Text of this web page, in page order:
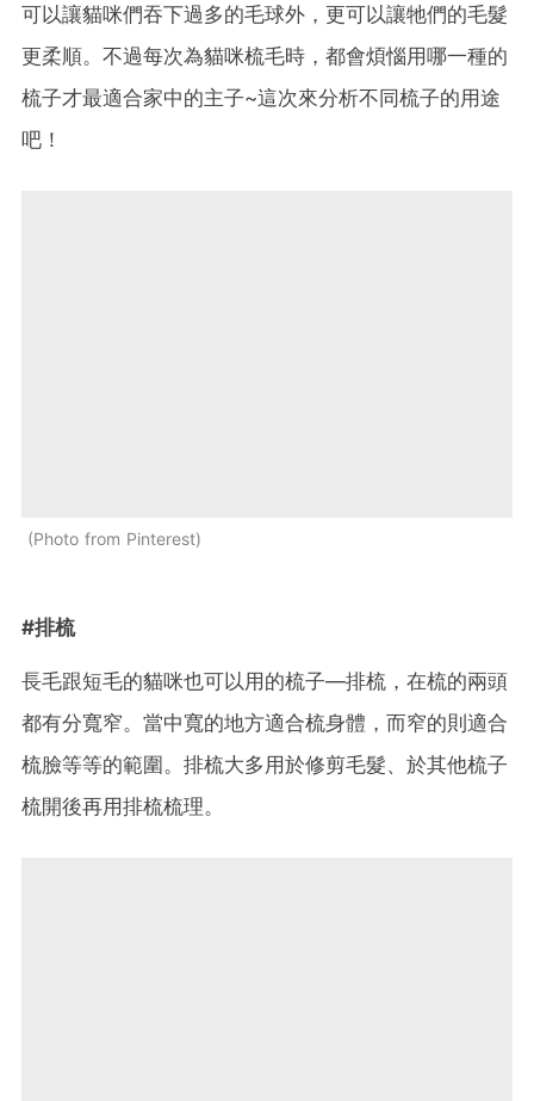
可以讓貓咪們吞下過多的毛球外，更可以讓牠們的毛髮
更柔順。不過每次為貓咪梳毛時，都會煩惱用哪一種的
梳子才最適合家中的主子~這次來分析不同梳子的用途
吧！
Photo from Pinterest
#排梳
長毛跟短毛的貓咪也可以用的梳子—排梳，在梳的兩頭
都有分寬窄。當中寬的地方適合梳身體，而窄的則適合
梳臉等等的範圍。排梳大多用於修剪毛髮、於其他梳子
梳開後再用排梳梳理。